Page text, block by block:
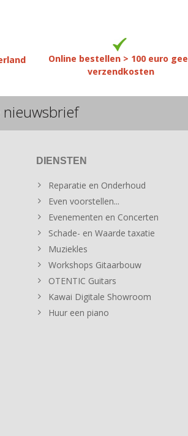
Online bestellen > 100 euro
verzendkosten
DIENSTEN
Reparatie en Onderhoud
Even voorstellen...
Evenementen en Concerten
Schade- en Waarde taxatie
Muziekles
Workshops Gitaarbouw
OTENTIC Guitars
Kawai Digitale Showroom
Huur een piano